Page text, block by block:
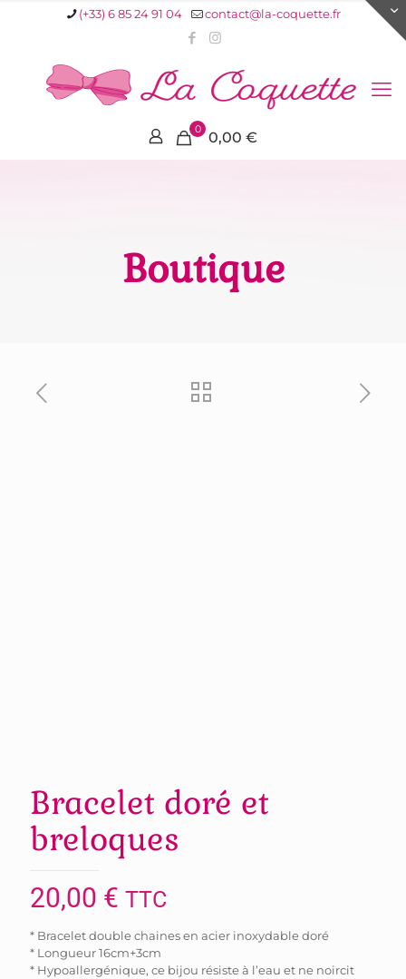
(+33) 6 85 24 91 04 contact@la-coquette.fr
0 0,00 €
Boutique
Bracelet doré et
breloques
20,00 € TTC
* Bracelet double chaines en acier inoxydable doré
* Longueur 16cm+3cm
* Hypoallergénique, ce bijou résiste à l’eau et ne noircit